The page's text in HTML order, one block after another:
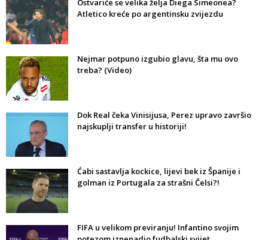
Ostvariće se velika želja Diega Simeonea?
Atletico kreće po argentinsku zvijezdu
Nejmar potpuno izgubio glavu, šta mu ovo
treba? (Video)
Dok Real čeka Vinisijusa, Perez upravo završio
najskuplji transfer u historiji!
Ćabi sastavlja kockice, lijevi bek iz Španije i
golman iz Portugala za strašni Čelsi?!
FIFA u velikom previranju! Infantino svojim